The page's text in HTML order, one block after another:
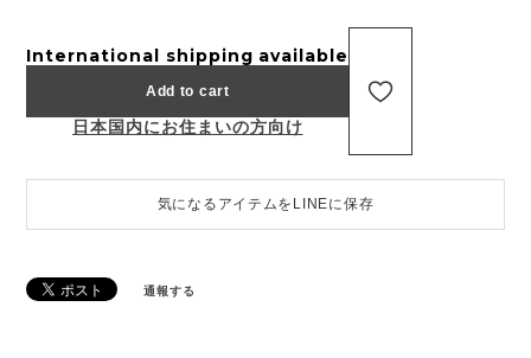
International shipping available
Add to cart
日本国内にお住まいの方向け
気になるアイテムをLINEに保存
通報する